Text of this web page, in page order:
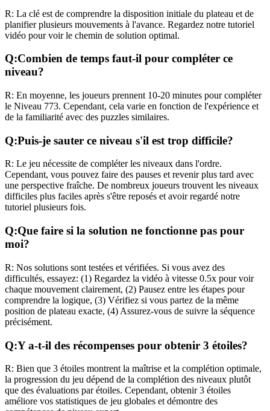
R: La clé est de comprendre la disposition initiale du plateau et de
planifier plusieurs mouvements à l'avance. Regardez notre tutoriel
vidéo pour voir le chemin de solution optimal.
Q:Combien de temps faut-il pour compléter ce
niveau?
R: En moyenne, les joueurs prennent 10-20 minutes pour compléter
le Niveau 773. Cependant, cela varie en fonction de l'expérience et
de la familiarité avec des puzzles similaires.
Q:Puis-je sauter ce niveau s'il est trop difficile?
R: Le jeu nécessite de compléter les niveaux dans l'ordre.
Cependant, vous pouvez faire des pauses et revenir plus tard avec
une perspective fraîche. De nombreux joueurs trouvent les niveaux
difficiles plus faciles après s'être reposés et avoir regardé notre
tutoriel plusieurs fois.
Q:Que faire si la solution ne fonctionne pas pour
moi?
R: Nos solutions sont testées et vérifiées. Si vous avez des
difficultés, essayez: (1) Regardez la vidéo à vitesse 0.5x pour voir
chaque mouvement clairement, (2) Pausez entre les étapes pour
comprendre la logique, (3) Vérifiez si vous partez de la même
position de plateau exacte, (4) Assurez-vous de suivre la séquence
précisément.
Q:Y a-t-il des récompenses pour obtenir 3 étoiles?
R: Bien que 3 étoiles montrent la maîtrise et la complétion optimale,
la progression du jeu dépend de la complétion des niveaux plutôt
que des évaluations par étoiles. Cependant, obtenir 3 étoiles
améliore vos statistiques de jeu globales et démontre des